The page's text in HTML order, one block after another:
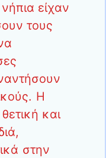
είχαν
τους
Η
και
στην